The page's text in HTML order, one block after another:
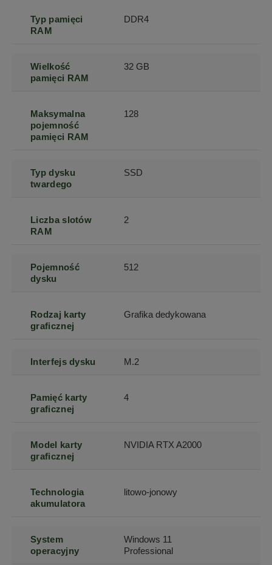
Typ pamięci
RAM
DDR4
Wielkość
pamięci RAM
32 GB
Maksymalna
pojemność
pamięci RAM
128
Typ dysku
twardego
SSD
Liczba slotów
RAM
2
Pojemność
dysku
512
Rodzaj karty
graficznej
Grafika dedykowana
Interfejs dysku M.2
Pamięć karty
graficznej
4
Model karty
graficznej
NVIDIA RTX A2000
Technologia
akumulatora
litowo-jonowy
System
operacyjny
Windows 11
Professional